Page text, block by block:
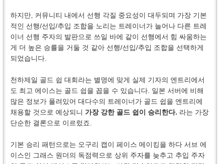
하지만, 커뮤니티 내에서 선행 각질 중요성이 대두되며 가장 기본
적인 선행/선입/추입 조합을 노리는 트레이너가 늘어나 다른 트레
이너 선행 주자의 발판으로 쓰일 바에 같이 선행에서 힘 싸움하는
게 더 높은 승률을 거둘 것 같아 선행/선입/추입 조합을 선택하게
되었습니다.
천하제일 골드 쉽 대회라는 별명에 맞게 실제 기자의 엔트리에서
도 최고 에이스는 골드 쉽을 꼽을 수 있습니다. 일본 서버에 비해
많은 정보가 풀려있어 대다수의 트레이너가 골드 쉽을 엔트리에
채용할 것으로 예상되니 가장 강한 골드 쉽이 승리한다. 라는 가장
단순한 결론으로 이르렀죠.
기본 승리 패턴으로는 오구리 캡이 페이스 메이킹을 하다 서브 에
이스인 그래스 원더의 독점력으로 상위 주자를 늦추고 추입 주자